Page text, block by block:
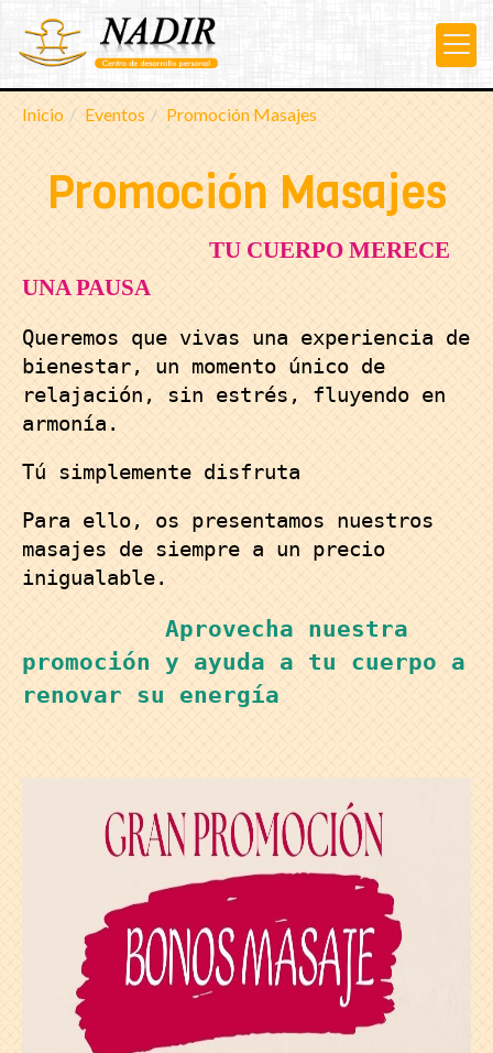
Inicio Eventos Promoción Masajes
Promoción Masajes
TU CUERPO MERECE
UNA PAUSA
Queremos que vivas una experiencia de
bienestar, un momento único de
relajación, sin estrés, fluyendo en
armonía.
Tú simplemente disfruta
Para ello, os presentamos nuestros
masajes de siempre a un precio
inigualable.
Aprovecha nuestra
promoción y ayuda a tu cuerpo a
renovar su energía